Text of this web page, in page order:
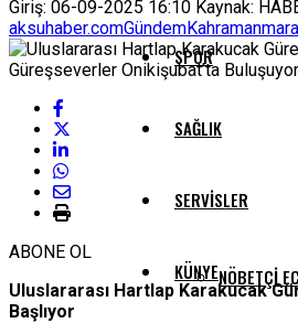
SPOR
SAĞLIK
SERVISLER
NÖBETÇI
KÜNYE
Giriş: 06-09-2025 16:10 Kaynak:
aksuhaber.comGündem
ABONE OL
Uluslararası Hartlap Karakucak
Başlıyor